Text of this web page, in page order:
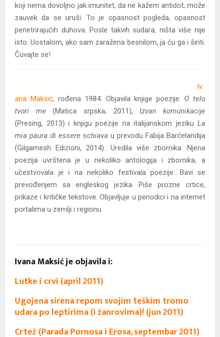
koji nema dovoljno jak imunitet, da ne kažem antidot, može
zauvek da se uruši. To je opasnost pogleda, opasnost
penetrirajućih duhova. Posle takvih sudara, ništa više nije
isto. Uostalom, ako sam zaražena besnilom, ja ću ga i širiti.
Čuvajte se!
Iv
ana Maksić,rođena 1984. Objavila knjige poezije: O telo
tvori me (Matica srpska, 2011), Izvan komunikacije
(Presing, 2013) i knjigu poezije na italijanskom jeziku La
mia paura di essere schiava u prevodu Fabija Barćelandija
(Gilgamesh Edizioni, 2014). Uredila više zbornika. Njena
poezija uvrštena je u nekoliko antologija i zbornika, a
učestvovala je i na nekoliko festivala poezije. Bavi se
prevođenjem sa engleskog jezika. Piše prozne crtice,
prikaze i kritičke tekstove. Objavljuje u periodici i na internet
portalima u zemlji i regionu.
Ivana Maksić je objavila i:
Lutke i crvi (april 2011)
Ugojena sirena repom svojim teškim tromo
udara po leptirima (i žanrovima)! (jun 2011)
Crtež (Parada Pornosa i Erosa, septembar 2011)